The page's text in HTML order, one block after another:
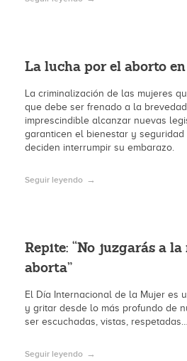
La lucha por el aborto
La criminalización de las mujeres
que debe ser frenado a la
imprescindible alcanzar nuevas
garanticen el bienestar y
deciden interrumpir su embarazo.
Seguir leyendo
Repite: “No juzgarás a la
aborta”
El Día Internacional de la Mujer es
y gritar desde lo más profundo de
ser escuchadas, vistas, respetadas…
Seguir leyendo